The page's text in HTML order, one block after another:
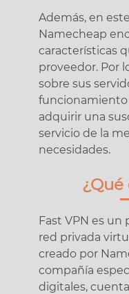
Además, en
Namecheap
características
proveedor. Por
sobre sus
funcionamiento
adquirir una
servicio de la
necesidades.
¿Qué
Fast VPN es un
red privada
creado por
compañía
digitales,